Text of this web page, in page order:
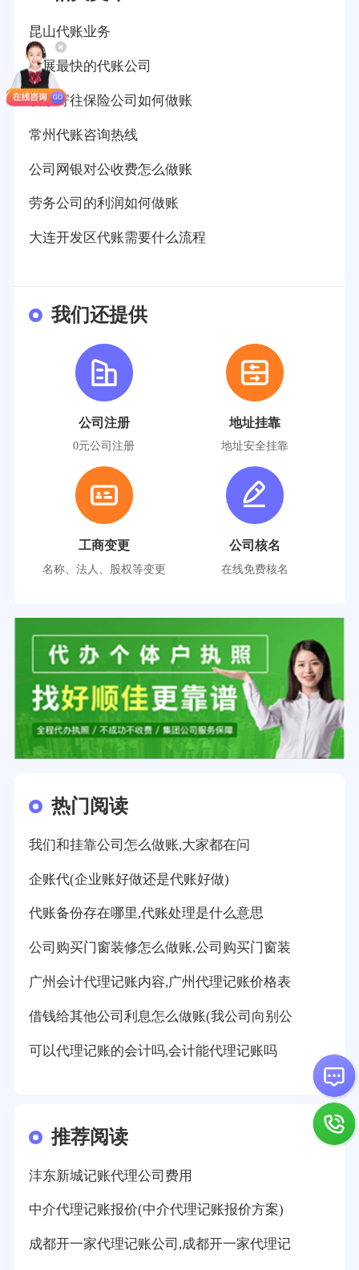
昆山代账业务
发展最快的代账公司
发票寄往保险公司如何做账
常州代账咨询热线
公司网银对公收费怎么做账
劳务公司的利润如何做账
大连开发区代账需要什么流程
我们还提供
公司注册
0元公司注册
地址挂靠
地址安全挂靠
工商变更
名称、法人、股权等变更
公司核名
在线免费核名
热门阅读
我们和挂靠公司怎么做账,大家都在问
企账代(企业账好做还是代账好做)
代账备份存在哪里,代账处理是什么意思
公司购买门窗装修怎么做账,公司购买门窗装
广州会计代理记账内容,广州代理记账价格表
借钱给其他公司利息怎么做账(我公司向别公
可以代理记账的会计吗,会计能代理记账吗
推荐阅读
沣东新城记账代理公司费用
中介代理记账报价(中介代理记账报价方案)
成都开一家代理记账公司,成都开一家代理记